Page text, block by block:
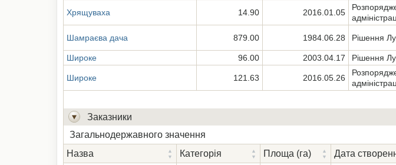
Хрящуваха 14.90 2016.01.05
Шамраєва дача 879.00 1984.06.28 Рішення
Широке
96.00 2003.04.17 Рішення
Широке 121.63 2016.05.26
Заказники
Загальнодержавного значення
Назва
Категорія Площа (га) Дата